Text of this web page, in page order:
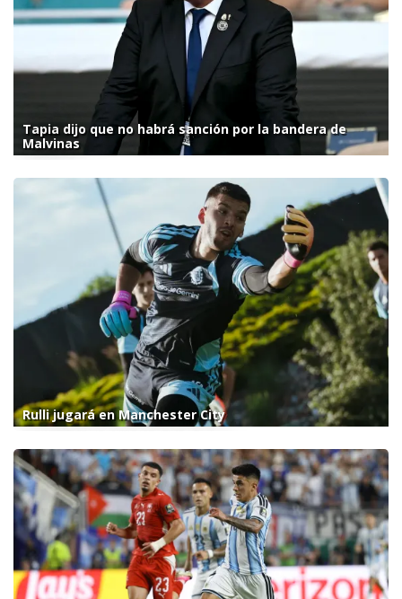
Tapia dijo que no habrá sanción por la bandera de
Malvinas
Rulli jugará en Manchester City